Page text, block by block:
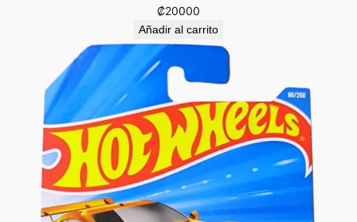
₡20000
Añadir al carrito